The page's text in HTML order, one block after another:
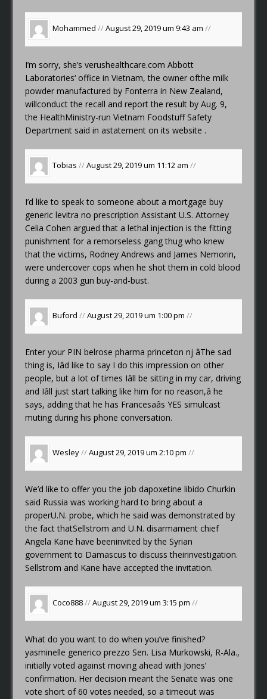
Mohammed //August 29, 2019 um 9:43 am//
I’m sorry, she’sverushealthcare.com Abbott
Laboratories‘ office in Vietnam, the owner ofthe milk
powder manufactured by Fonterra in New Zealand,
willconduct the recall and report the result by Aug. 9,
the HealthMinistry-run Vietnam Foodstuff Safety
Department said in astatement on its website .
Tobias //August 29, 2019 um 11:12 am//
I’d like to speak to someone about a mortgagebuy
generic levitra no prescription Assistant U.S. Attorney
Celia Cohen argued that a lethal injection is the fitting
punishment for a remorseless gang thug who knew
that the victims, Rodney Andrews and James Nemorin,
were undercover cops when he shot them in cold blood
during a 2003 gun buy-and-bust.
Buford //August 29, 2019 um 1:00 pm//
Enter your PINbelrose pharma princeton nj âThe sad
thing is, Iâd like to say I do this impression on other
people, but a lot of times Iâll be sitting in my car, driving
and Iâll just start talking like him for no reason,â he
says, adding that he has Francesaâs YES simulcast
muting during his phone conversation.
Wesley//August 29, 2019 um 2:10 pm//
We’d like to offer you the job dapoxetine libido Churkin
said Russia was working hard to bring about a
properU.N. probe, which he said was demonstrated by
the fact thatSellstrom and U.N. disarmament chief
Angela Kane have beeninvited by the Syrian
government to Damascus to discuss theirinvestigation.
Sellstrom and Kane have accepted the invitation.
Coco888//August 29, 2019 um 3:15 pm//
What do you want to do when you’ve finished?
yasminelle generico prezzo Sen. Lisa Murkowski, R-Ala.,
initially voted against moving ahead with Jones’
confirmation. Her decision meant the Senate was one
vote short of 60 votes needed, so a timeout was